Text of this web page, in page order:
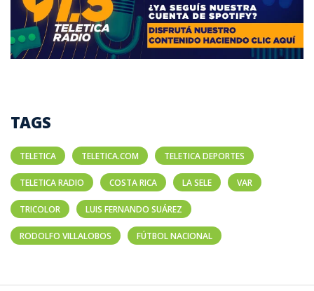
TAGS
TELETICA TELETICA.COM TELETICA DEPORTES
TELETICA RADIO COSTA RICA LA SELE VAR
TRICOLOR LUIS FERNANDO SUÁREZ
RODOLFO VILLALOBOS FÚTBOL NACIONAL